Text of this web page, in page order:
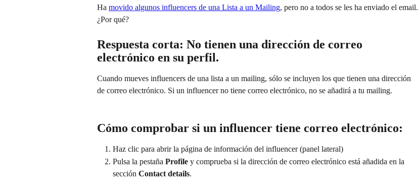
Ha movido algunos influencers de una Lista a un Mailing, pero no a todos se les ha enviado el email.
¿Por qué?
Respuesta corta: No tienen una dirección de correo
electrónico en su perfil.
Cuando mueves influencers de una lista a un mailing, sólo se incluyen los que tienen una dirección
de correo electrónico. Si un influencer no tiene correo electrónico, no se añadirá a tu mailing.
Cómo comprobar si un influencer tiene correo electrónico:
Haz clic para abrir la página de información del influencer (panel lateral)
Pulsa la pestaña Profile y comprueba si la dirección de correo electrónico está añadida en la
sección Contact details.